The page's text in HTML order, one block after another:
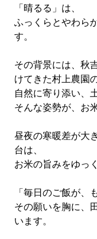
「晴るる」は、
ふっくらとやわら
す。
その背景には、秋
けてきた村上農園
自然に寄り添い、
そんな姿勢が、お
昼夜の寒暖差が大
台は、
お米の旨みをゆっ
「毎日のご飯が、
その願いを胸に、
います。